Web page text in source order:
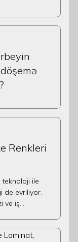
Renkleri
teknoloji ile
de evriliyor.
ve iş…